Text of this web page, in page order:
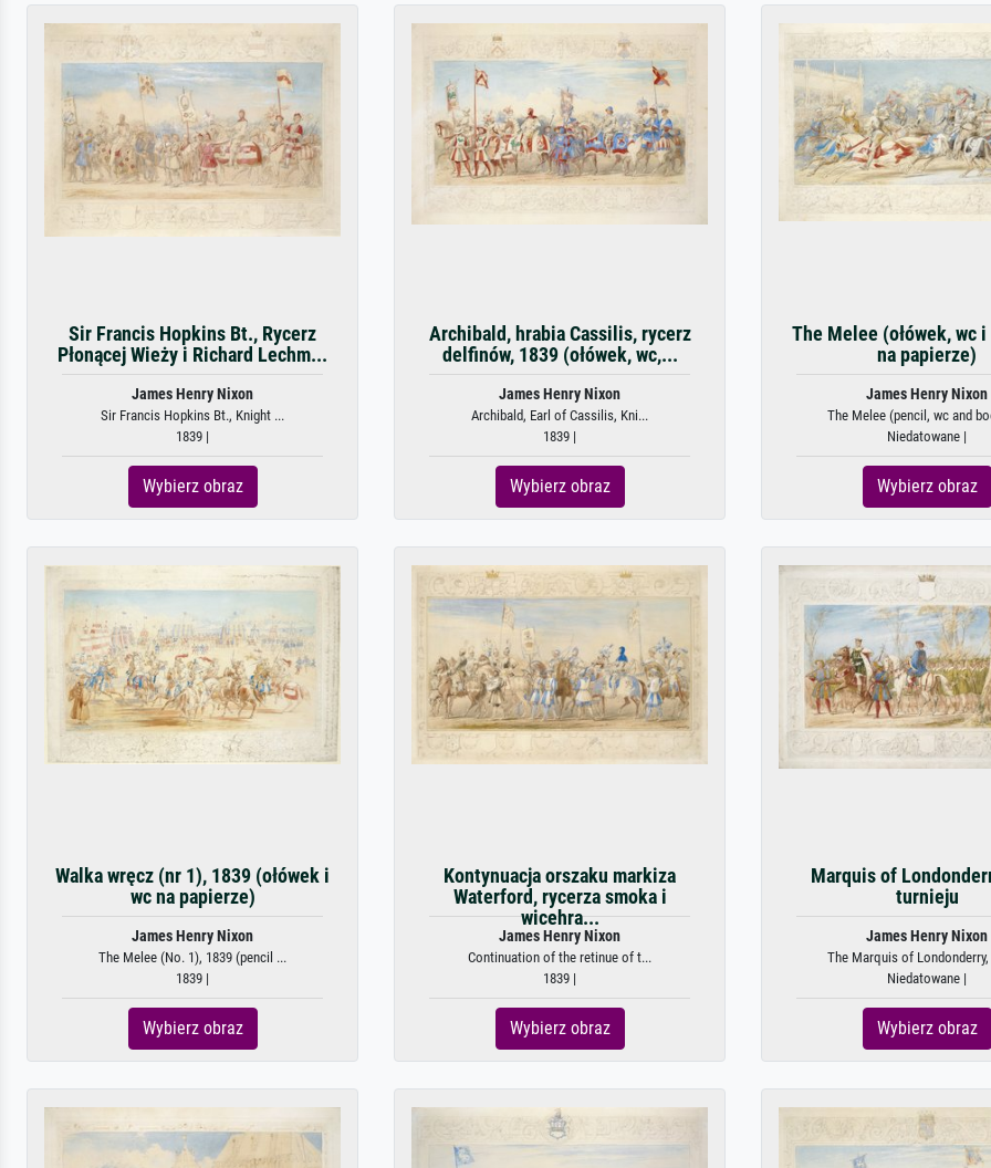
Sir Francis Hopkins Bt., Rycerz
Płonącej Wieży i Richard Lechm...
James Henry Nixon
Sir Francis Hopkins Bt., Knight ...
1839 |
Wybierz obraz
Archibald, hrabia Cassilis, rycerz
delfinów, 1839 (ołówek, wc,...
James Henry Nixon
Archibald, Earl of Cassilis, Kni...
1839 |
Wybierz obraz
The Melee (ołówek, wc
na papierze)
James Henry Nixon
The Melee (pencil, wc and
Niedatowane |
Wybierz obraz
Walka wręcz (nr 1), 1839 (ołówek i
wc na papierze)
James Henry Nixon
The Melee (No. 1), 1839 (pencil ...
1839 |
Wybierz obraz
Kontynuacja orszaku markiza
Waterford, rycerza smoka i
wicehra...
James Henry Nixon
Continuation of the retinue of t...
1839 |
Wybierz obraz
Marquis of
turnieju
James Henry Nixon
The Marquis of Londonderry,
Niedatowane |
Wybierz obraz